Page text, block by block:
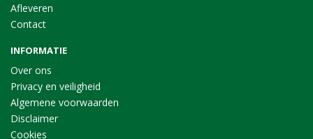
Afleveren
Contact
INFORMATIE
Over ons
Privacy en veiligheid
Algemene voorwaarden
Disclaimer
Cookies